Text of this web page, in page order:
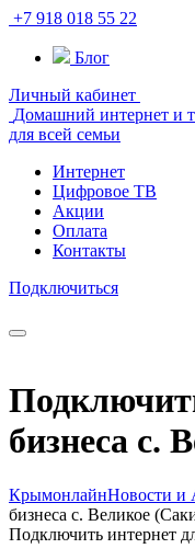
+7 918 018 55 22
Блог
Личный кабинет
Домашний интернет и
для всей семьи
Интернет
Цифровое ТВ
Акции
Оплата
Контакты
Подключиться
бизнеса с.
КрымонлайнНовости и
бизнеса с. Великое
Подключить интернет